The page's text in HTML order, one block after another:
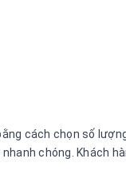
cách chọn số
chóng. Khách